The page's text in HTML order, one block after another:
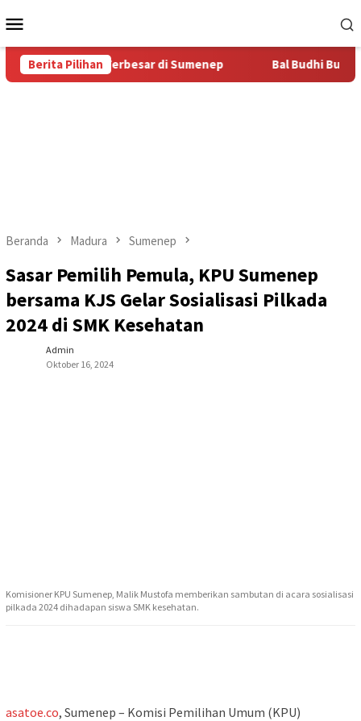
ke
Mobile
Berita Pilihan
Bal Budhi Terbesar di Sumenep Bal Budhi Bupati
Beranda Madura Sumenep
Sasar Pemilih Pemula, KPU Sumenep
bersama KJS Gelar Sosialisasi Pilkada
2024 di SMK Kesehatan
Admin
Oktober 16, 2024
Komisioner KPU Sumenep, Malik Mustofa memberikan sambutan di acara sosialisasi
pilkada 2024 dihadapan siswa SMK kesehatan.
asatoe.co, Sumenep – Komisi Pemilihan Umum (KPU)